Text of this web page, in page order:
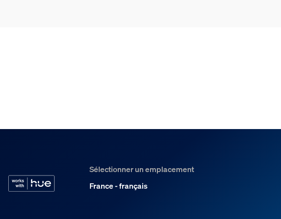
Sélectionner un emplacement
France - français